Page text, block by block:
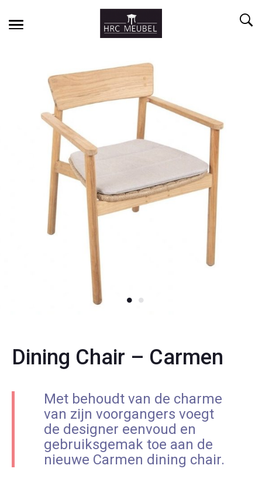
Dining Chair – Carmen
Met behoudt van de charme
van zijn voorgangers voegt
de designer eenvoud en
gebruiksgemak toe aan de
nieuwe Carmen dining chair.